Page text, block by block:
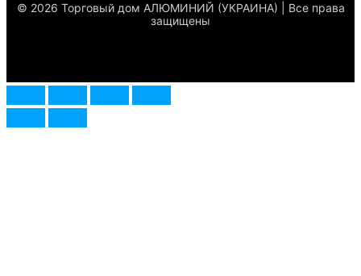
© 2026 Торговый дом АЛЮМИНИЙ (УКРАИНА) | Все права
защищены